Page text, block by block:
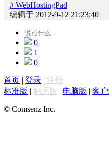
# WebHostingPad
编辑于 2012-9-12 21:23:40
0
1
0
首页 | 登录 | 注册
标准版 | 触屏版 | 电脑版 | 客
© Comsenz Inc.